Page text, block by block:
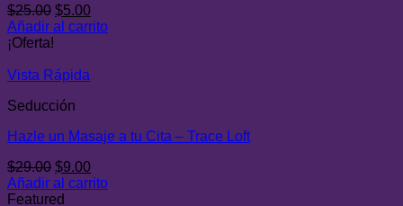
$25.00 El
precio
$25.00.
$5.00El
precio
Añadir al carrito
¡Oferta!
Vista Rápida
Seducción
Hazle un Masaje a tu Cita – Trace Loft
$29.00 El
precio
original
$9.00El
precio
Añadir al carrito
Featured